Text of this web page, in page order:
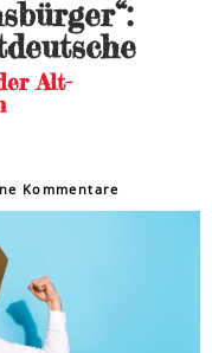
Alt-
Kommentare